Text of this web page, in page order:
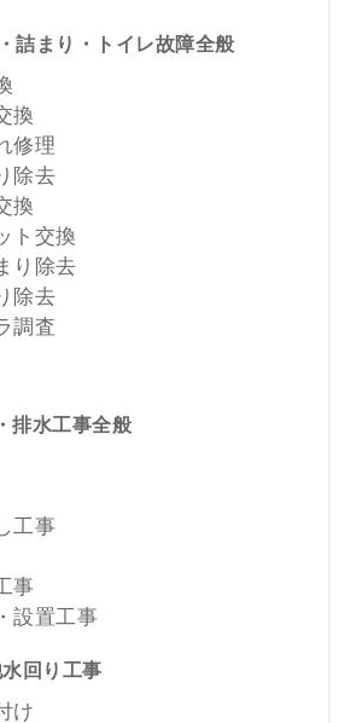
詰まり・トイレ故障全般
換
修理
除去
換
ト交換
り除去
除去
調査
排水工事全般
工事
事
設置工事
回り工事
け